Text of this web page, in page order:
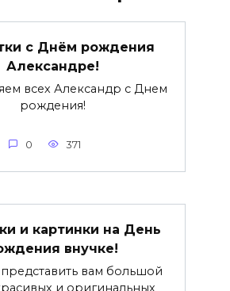
с Днём рождения
Александре!
всех Александр с Днем
рождения!
0 371
и картинки на День
внучке!
вам большой
и оригинальных